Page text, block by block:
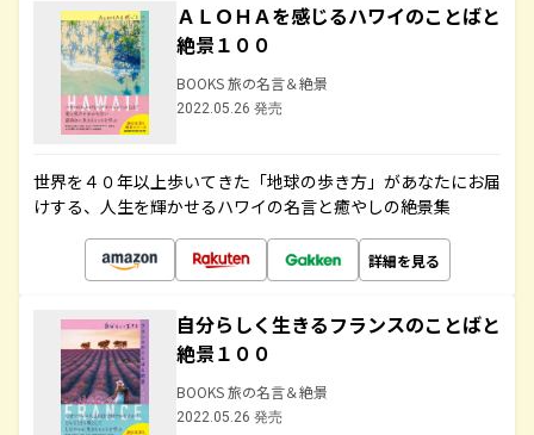
ＡＬＯＨＡを感じるハワイのことばと
絶景１００
BOOKS 旅の名言＆絶景
2022.05.26 発売
世界を４０年以上歩いてきた「地球の歩き方」があなたにお届
けする、人生を輝かせるハワイの名言と癒やしの絶景集
詳細を見る
自分らしく生きるフランスのことばと
絶景１００
BOOKS 旅の名言＆絶景
2022.05.26 発売